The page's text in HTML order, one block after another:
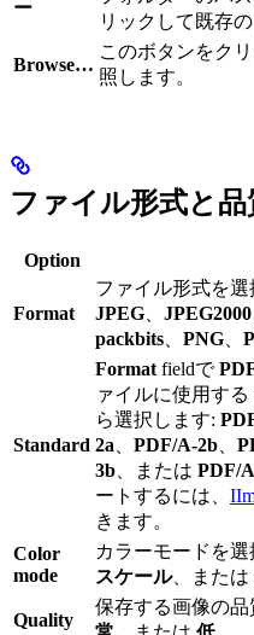
ー
リックして既存
Browse…
このボタンをク
照します。
ファイル形式と品
Option
Format
ファイル形式を選
JPEG
JPEG2000
packbits
PNG
Standard
Format fieldで
ァイルに使用す
ら選択します:
2a
PDF/A-2b
3b 、または PDF/
ートするには、
きます。
Color
mode
カラーモードを選
スケール、または
Quality
保存する画像の